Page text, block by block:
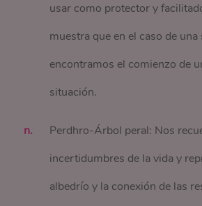
usar como protector y
muestra que en el caso de
encontramos el comienzo de
situación.
Perdhro-Árbol peral: Nos
incertidumbres de la vida y
albedrío y la conexión de las